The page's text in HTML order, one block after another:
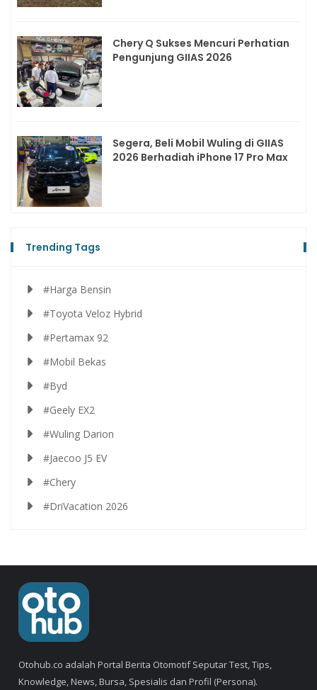
Chery Q Sukses Mencuri Perhatian
Pengunjung GIIAS 2026
Segera, Beli Mobil Wuling di GIIAS
2026 Berhadiah iPhone 17 Pro Max
Trending Tags
#Harga Bensin
#Toyota Veloz Hybrid
#Pertamax 92
#Mobil Bekas
#Byd
#Geely EX2
#Wuling Darion
#Jaecoo J5 EV
#Chery
#DriVacation 2026
Otohub.co adalah Portal Berita Otomotif Seputar Test, Tips,
Knowledge, News, Bursa, Spesialis dan Profil (Persona).